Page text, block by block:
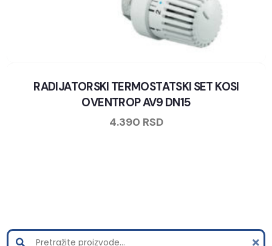
RADIJATORSKI TERMOSTATSKI SET KOSI
OVENTROP AV9 DN15
4.390 RSD